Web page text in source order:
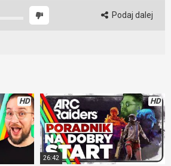
Podaj dalej
HD HD
26:42